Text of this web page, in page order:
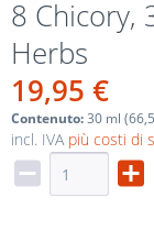
8 Chicory,
Herbs
19,95 €
Contenuto:30 ml
incl. IVA più costi di